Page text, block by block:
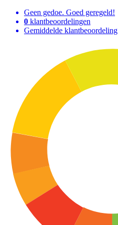
Geen gedoe. Goed geregeld!
0 klantbeoordelingen
Gemiddelde klantbeoordeling